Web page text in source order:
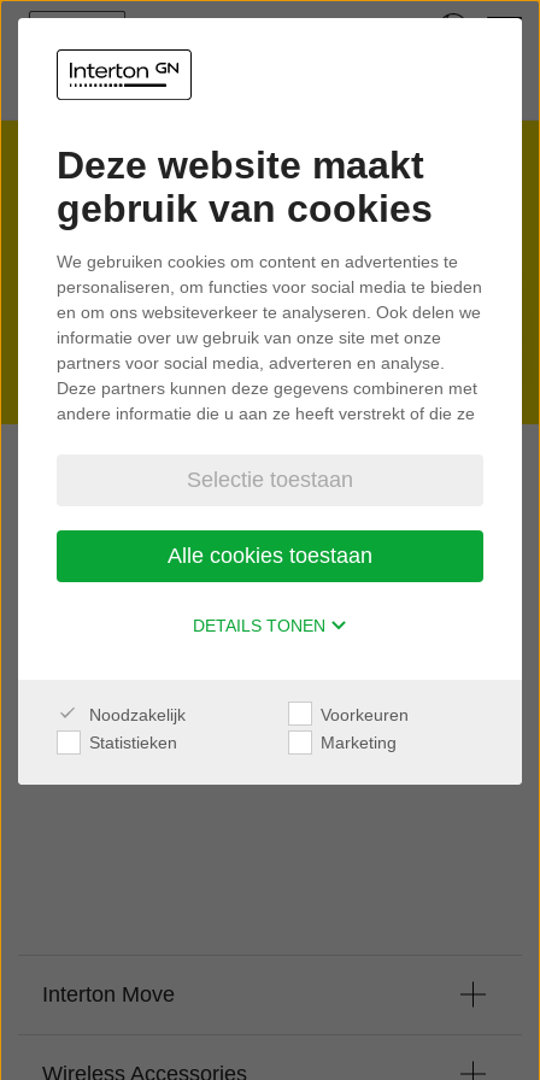
Deze website maakt
gebruik van cookies
We gebruiken cookies om content en advertenties te
personaliseren, om functies voor social media te bieden
en om ons websiteverkeer te analyseren. Ook delen we
informatie over uw gebruik van onze site met onze
partners voor social media, adverteren en analyse.
Deze partners kunnen deze gegevens combineren met
andere informatie die u aan ze heeft verstrekt of die ze
Selectie toestaan
Alle cookies toestaan
DETAILS TONEN
Noodzakelijk
Voorkeuren
Statistieken
Marketing
Support
Download support materials for your
Interton product
Interton Move
Wireless Accessories